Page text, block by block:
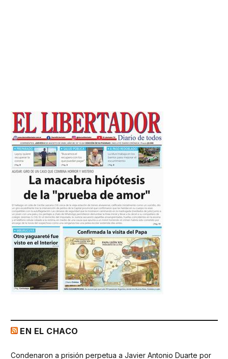
EN EL CHACO
Condenaron a prisión perpetua a Javier Antonio Duarte por